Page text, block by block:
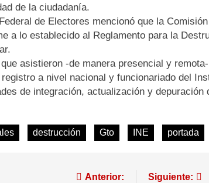
de la ciudadanía.
de Electores mencionó que la
a lo establecido al Reglamento para la
asistieron -de manera presencial y
a nivel nacional y funcionariado del
de integración, actualización y depuración
destrucción Gto INE portada
Anterior: Siguiente: